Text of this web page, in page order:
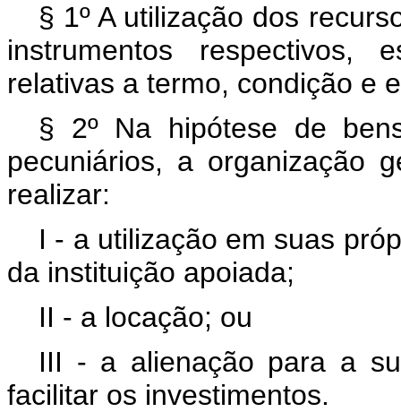
§ 1º A utilização dos
instrumentos respectivos,
relativas a termo, condição e
§ 2º Na hipótese de
pecuniários, a organização
realizar:
I - a utilização em suas
da instituição apoiada;
II - a locação; ou
III - a alienação para a
facilitar os investimentos.